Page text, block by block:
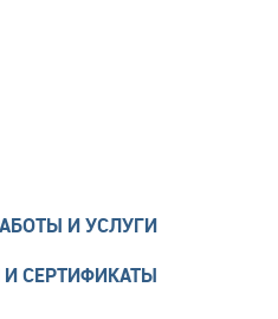
И УСЛУГИ
СЕРТИФИКАТЫ